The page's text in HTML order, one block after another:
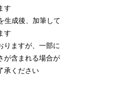
す
生成後、加筆して
す
りますが、一部に
が含まれる場合が
承ください